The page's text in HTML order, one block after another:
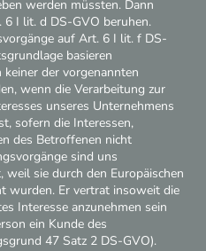
werden müssten. Dann
I lit. d DS-GVO beruhen.
auf Art. 6 I lit. f DS-
basieren
der vorgenannten
wenn die Verarbeitung zur
unseres Unternehmens
sofern die Interessen,
des Betroffenen nicht
sind uns
sie durch den Europäischen
wurden. Er vertrat insoweit die
Interesse anzunehmen sein
ein Kunde des
47 Satz 2 DS-GVO).